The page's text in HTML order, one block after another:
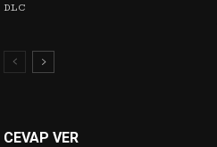
DLC
CEVAP VER